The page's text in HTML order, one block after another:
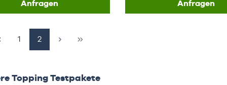
Anfragen Anfragen
Seite
1 Seite
2
überspringen
Topping Testpakete